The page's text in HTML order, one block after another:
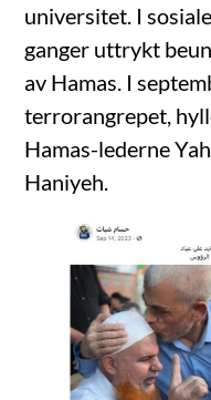
universitet. I
ganger uttrykt
av Hamas. I
terrorangrepet,
Hamas-lederne
Haniyeh.